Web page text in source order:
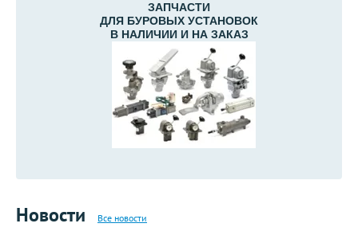
ЗАПЧАСТИ
ДЛЯ БУРОВЫХ УСТАНОВОК
В НАЛИЧИИ И НА ЗАКАЗ
Новости Все новости